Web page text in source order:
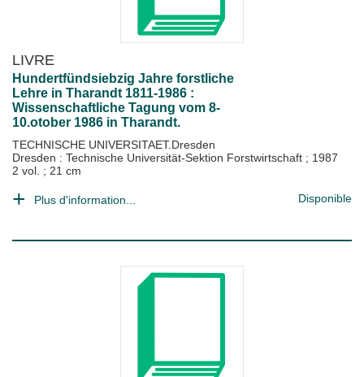
LIVRE
Hundertfündsiebzig Jahre forstliche
Lehre in Tharandt 1811-1986 :
Wissenschaftliche Tagung vom 8-
10.otober 1986 in Tharandt.
TECHNISCHE UNIVERSITAET.Dresden
Dresden : Technische Universität-Sektion Forstwirtschaft ; 1987
2 vol. ; 21 cm
Plus d'information... Disponible